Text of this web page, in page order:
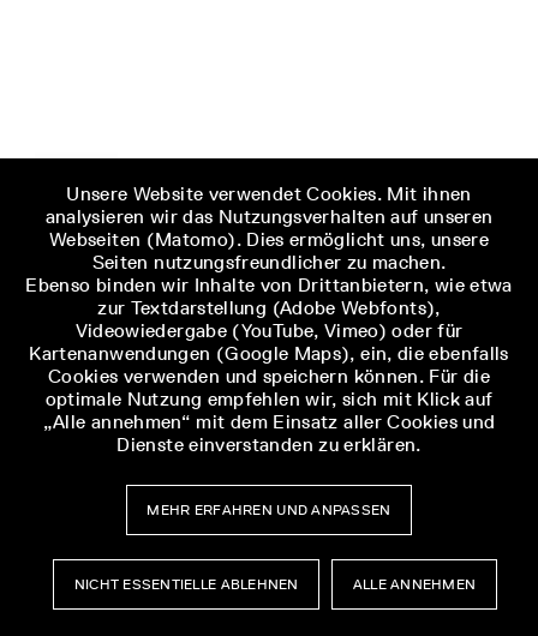
Unsere Website verwendet Cookies. Mit ihnen
analysieren wir das Nutzungsverhalten auf unseren
Webseiten (Matomo). Dies ermöglicht uns, unsere
Seiten nutzungsfreundlicher zu machen.
Ebenso binden wir Inhalte von Drittanbietern, wie etwa
zur Textdarstellung (Adobe Webfonts),
Videowiedergabe (YouTube, Vimeo) oder für
Kartenanwendungen (Google Maps), ein, die ebenfalls
Cookies verwenden und speichern können. Für die
optimale Nutzung empfehlen wir, sich mit Klick auf
„Alle annehmen“ mit dem Einsatz aller Cookies und
Dienste einverstanden zu erklären.
MEHR ERFAHREN UND ANPASSEN
NICHT ESSENTIELLE ABLEHNEN ALLE ANNEHMEN